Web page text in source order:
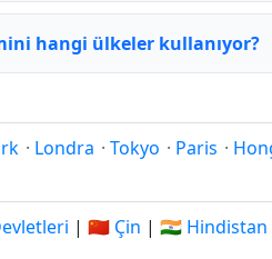
hangi ülkeler kullanıyor?
· Londra · Tokyo · Paris ·
| 🇨🇳 Çin | 🇮🇳 Hindistan